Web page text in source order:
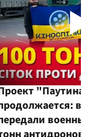
"Паутина"